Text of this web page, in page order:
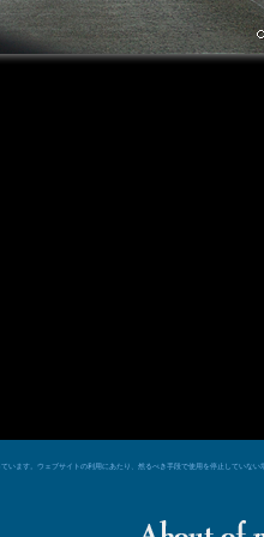
います。ウェブサイトの利用にあたり、然るべき手段で使用を停止していな